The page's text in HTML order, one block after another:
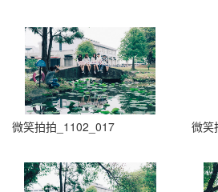
微笑拍拍_1102_017 微笑